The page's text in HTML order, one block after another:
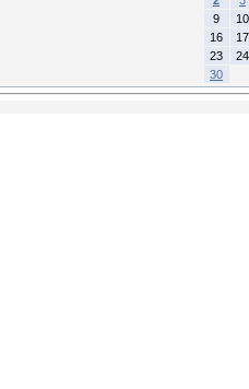
9
10
16
17
23
24
30